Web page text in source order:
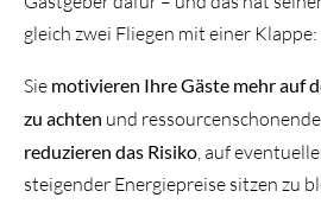
gleich zwei Fliegen mit einer Klappe:
Sie motivieren Ihre Gäste mehr auf
zu achten und
reduzieren das Risiko, auf
steigender Energiepreise sitzen zu